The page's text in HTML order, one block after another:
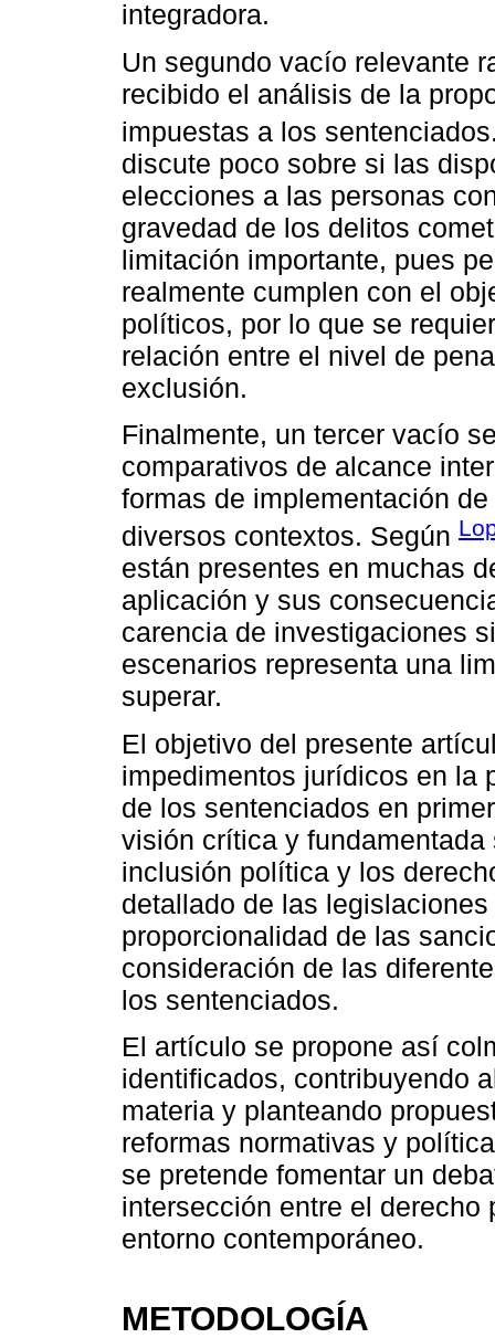
integradora.
Un segundo vacío relevante
recibido el análisis de la
impuestas a los
discute poco sobre si las
elecciones a las personas
gravedad de los delitos
limitación importante, pues
realmente cumplen con el
políticos, por lo que se
relación entre el nivel de
exclusión.
Finalmente, un tercer vacío
comparativos de alcance
formas de implementación
diversos contextos. Según
están presentes en muchas
aplicación y sus
carencia de investigaciones
escenarios representa una
superar.
El objetivo del presente
impedimentos jurídicos en la
de los sentenciados en
visión crítica y
inclusión política y los
detallado de las
proporcionalidad de las
consideración de las
los sentenciados.
El artículo se propone así
identificados, contribuyendo
materia y planteando
reformas normativas y
se pretende fomentar un
intersección entre el
entorno contemporáneo.
METODOLOGÍA